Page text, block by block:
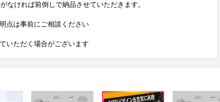
なければ前倒しで納品させていただきます。
点は事前にご相談ください
いただく場合がございます